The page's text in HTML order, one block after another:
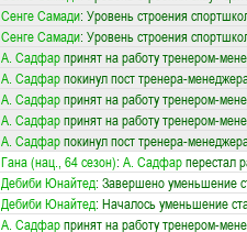
Сенге Самади: Уровень строения
Сенге Самади: Уровень строения
А. Садфарпринят на работу тренером-
А. Садфарпокинул пост тренера-
А. Садфарпринят на работу тренером-
А. Садфарпринят на работу тренером-
А. Садфарпокинул пост тренера-
Гана (нац., 64 сезон): А. Садфарперестал
Дебиби Юнайтед: Завершено уменьшение
Дебиби Юнайтед: Началось уменьшение
А. Садфарпринят на работу тренером-